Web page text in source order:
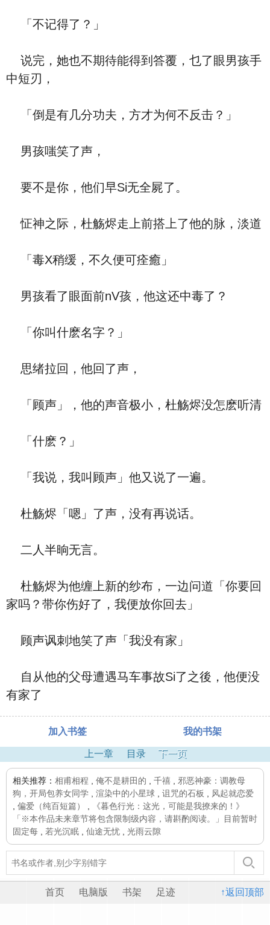
「不记得了？」
说完，她也不期待能得到答覆，乜了眼男孩手
中短刃，
「倒是有几分功夫，方才为何不反击？」
男孩嗤笑了声，
要不是你，他们早Si无全屍了。
怔神之际，杜觞烬走上前搭上了他的脉，淡道
「毒X稍缓，不久便可痊癒」
男孩看了眼面前nV孩，他这还中毒了？
「你叫什麽名字？」
思绪拉回，他回了声，
「顾声」，他的声音极小，杜觞烬没怎麽听清
「什麽？」
「我说，我叫顾声」他又说了一遍。
杜觞烬「嗯」了声，没有再说话。
二人半晌无言。
杜觞烬为他缠上新的纱布，一边问道「你要回
家吗？带你伤好了，我便放你回去」
顾声讽刺地笑了声「我没有家」
自从他的父母遭遇马车事故Si了之後，他便没
有家了
加入书签 我的书架
上一章 目录 下一页
相关推荐： 相甫相程 俺不是耕田的 千禧
邪恶神豪：调教母
狗，开局包养女同学
渲染中的小星球 诅咒的石板
风起就恋爱
偏爱（纯百短篇）
《暮色行光：这光，可能是我撩来的！》
「※本作品未来章节将包含限制级内容，请斟酌阅读。」目前暂时
固定每
若光沉眠 仙途无忧 光雨云隙
↑返回顶部
首页 电脑版 书架 足迹